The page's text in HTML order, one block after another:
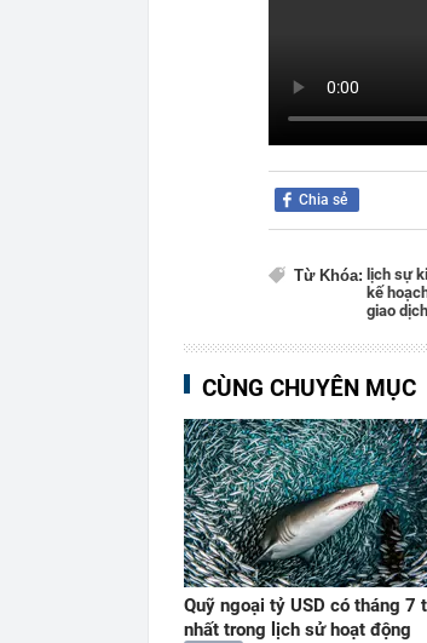
Chia sẻ
Từ Khóa: lịch sự
kế
giao
CÙNG CHUYÊN MỤC
Quỹ ngoại tỷ USD có tháng 7
nhất trong lịch sử hoạt động